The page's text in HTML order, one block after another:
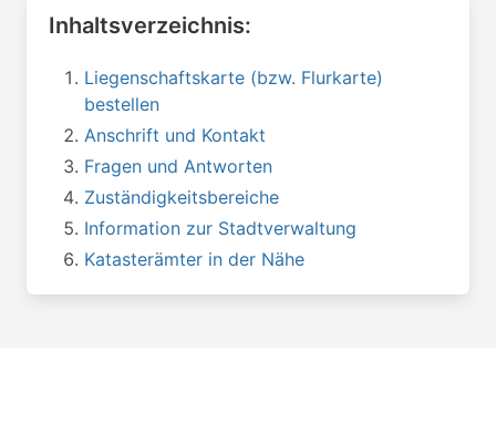
Inhaltsverzeichnis:
Liegenschaftskarte (bzw. Flurkarte)
bestellen
Anschrift und Kontakt
Fragen und Antworten
Zuständigkeitsbereiche
Information zur Stadtverwaltung
Katasterämter in der Nähe